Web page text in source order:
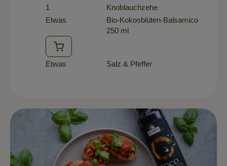
1
Knoblauchzehe
Etwas
Bio-Kokosblüten-Balsamico
250 ml
Etwas Salz & Pfeffer